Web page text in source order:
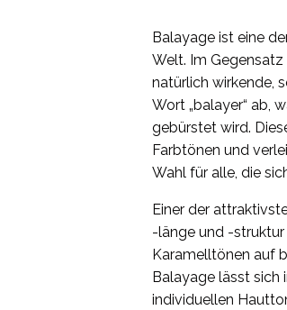
Balayage ist eine
Welt. Im
natürlich wirkende,
Wort „balayer“ ab,
gebürstet wird.
Farbtönen und
Wahl für alle, die
Einer der
-länge und -
Karamelltönen auf
Balayage lässt sich
individuellen